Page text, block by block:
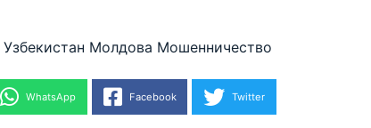
Узбекистан Молдова Мошенничество
WhatsApp Facebook Twitter